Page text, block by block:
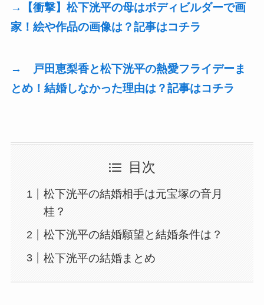
→【衝撃】松下洸平の母はボディビルダーで画
家！絵や作品の画像は？記事はコチラ
→ 戸田恵梨香と松下洸平の熱愛フライデーま
とめ！結婚しなかった理由は？記事はコチラ
目次
松下洸平の結婚相手は元宝塚の音月
桂？
松下洸平の結婚願望と結婚条件は？
松下洸平の結婚まとめ